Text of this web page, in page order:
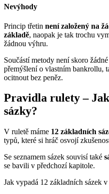
Nevýhody
Princip třetin není založený na
základě, naopak je tak trochu
žádnou výhru.
Součástí metody není skoro
přemýšlení o vlastním bankrollu,
ocitnout bez peněz.
Pravidla rulety –
sázky?
V ruletě máme 12 základních
typů, které si hráč osvojí
Se seznamem sázek souvisí také
se bavili v předchozí kapitole.
Jak vypadá 12 základních sázek v